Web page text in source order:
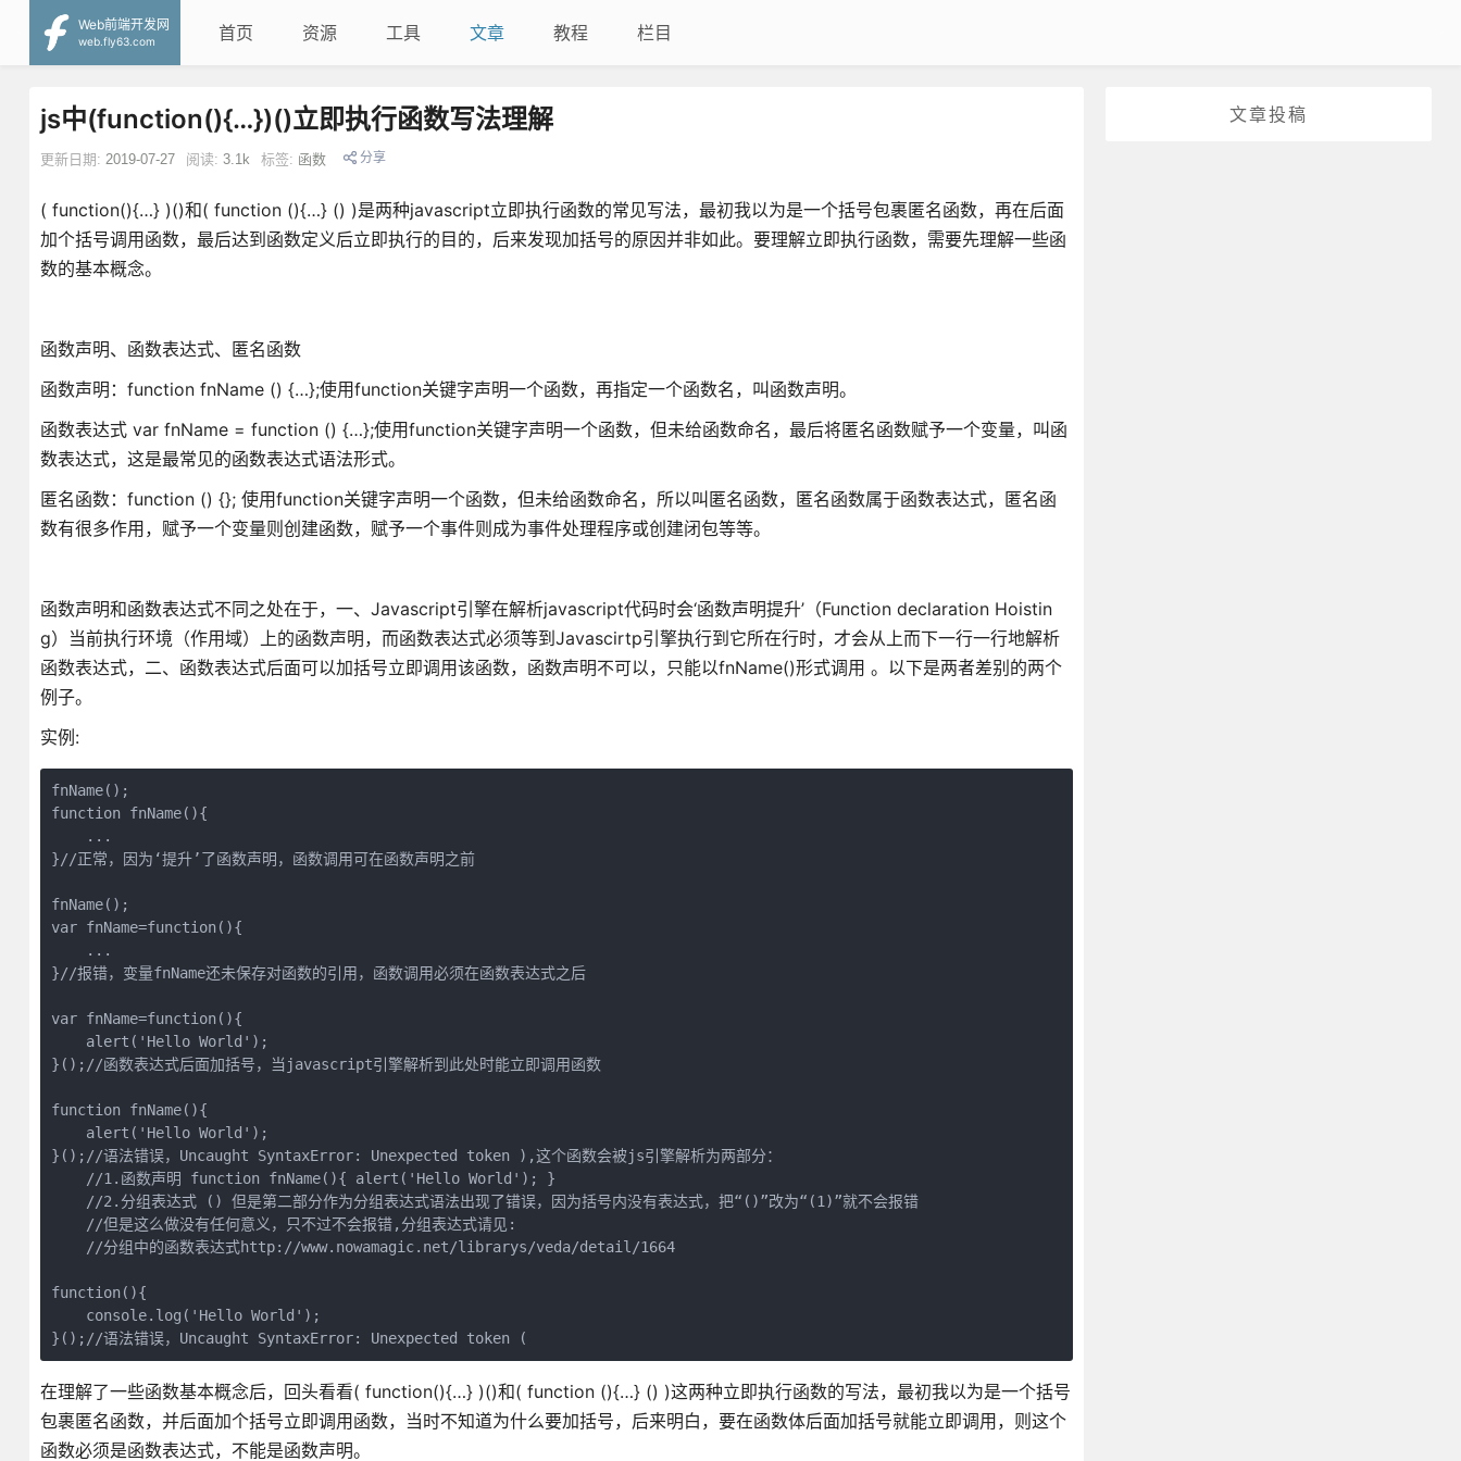
Web前端开发网
web.fly63.com
首页 资源 工具 文章 教程 栏目
文章投稿
js中(function(){…})()立即执行函数写法理解
更新日期: 2019-07-27 阅读: 3.1k 标签: 函数 分享
( function(){…} )()和( function (){…} () )是两种javascript立即执行函数的常见写法，最初我以为是一个括号包裹匿名函数，再在后面
加个括号调用函数，最后达到函数定义后立即执行的目的，后来发现加括号的原因并非如此。要理解立即执行函数，需要先理解一些函
数的基本概念。
函数声明、函数表达式、匿名函数
函数声明：function fnName () {…};使用function关键字声明一个函数，再指定一个函数名，叫函数声明。
函数表达式 var fnName = function () {…};使用function关键字声明一个函数，但未给函数命名，最后将匿名函数赋予一个变量，叫函
数表达式，这是最常见的函数表达式语法形式。
匿名函数：function () {}; 使用function关键字声明一个函数，但未给函数命名，所以叫匿名函数，匿名函数属于函数表达式，匿名函
数有很多作用，赋予一个变量则创建函数，赋予一个事件则成为事件处理程序或创建闭包等等。
函数声明和函数表达式不同之处在于，一、Javascript引擎在解析javascript代码时会‘函数声明提升’（Function declaration Hoistin
g）当前执行环境（作用域）上的函数声明，而函数表达式必须等到Javascirtp引擎执行到它所在行时，才会从上而下一行一行地解析
函数表达式，二、函数表达式后面可以加括号立即调用该函数，函数声明不可以，只能以fnName()形式调用 。以下是两者差别的两个
例子。
实例:
fnName();
function fnName(){
...
}//正常，因为‘提升’了函数声明，函数调用可在函数声明之前
fnName();
var fnName=function(){
...
}//报错，变量fnName还未保存对函数的引用，函数调用必须在函数表达式之后
var fnName=function(){
alert('Hello World');
}();//函数表达式后面加括号，当javascript引擎解析到此处时能立即调用函数
function fnName(){
alert('Hello World');
}();//语法错误，Uncaught SyntaxError: Unexpected token ),这个函数会被js引擎解析为两部分：
    //1.函数声明 function fnName(){ alert('Hello World'); }
    //2.分组表达式 () 但是第二部分作为分组表达式语法出现了错误，因为括号内没有表达式，把“()”改为“(1)”就不会报错
    //但是这么做没有任何意义，只不过不会报错,分组表达式请见:
    //分组中的函数表达式http://www.nowamagic.net/librarys/veda/detail/1664
function(){
console.log('Hello World');
}();//语法错误，Uncaught SyntaxError: Unexpected token (
在理解了一些函数基本概念后，回头看看( function(){…} )()和( function (){…} () )这两种立即执行函数的写法，最初我以为是一个括号
包裹匿名函数，并后面加个括号立即调用函数，当时不知道为什么要加括号，后来明白，要在函数体后面加括号就能立即调用，则这个
函数必须是函数表达式，不能是函数声明。